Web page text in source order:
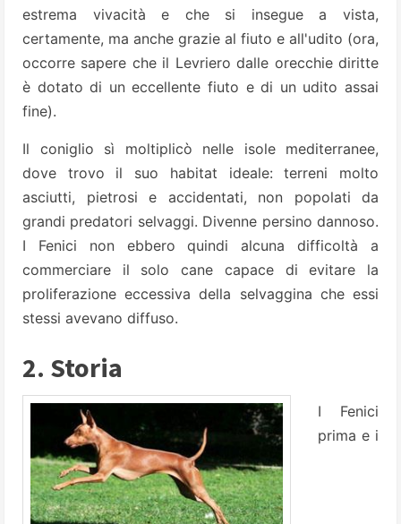
estrema vivacità e che si insegue a vista,
certamente, ma anche grazie al fiuto e all'udito (ora,
occorre sapere che il Levriero dalle orecchie diritte
è dotato di un eccellente fiuto e di un udito assai
fine).
Il coniglio sì moltiplicò nelle isole mediterranee,
dove trovo il suo habitat ideale: terreni molto
asciutti, pietrosi e accidentati, non popolati da
grandi predatori selvaggi. Divenne persino dannoso.
I Fenici non ebbero quindi alcuna difficoltà a
commerciare il solo cane capace di evitare la
proliferazione eccessiva della selvaggina che essi
stessi avevano diffuso.
2. Storia
I Fenici
prima e i